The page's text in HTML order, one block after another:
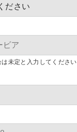
未定と入力してください